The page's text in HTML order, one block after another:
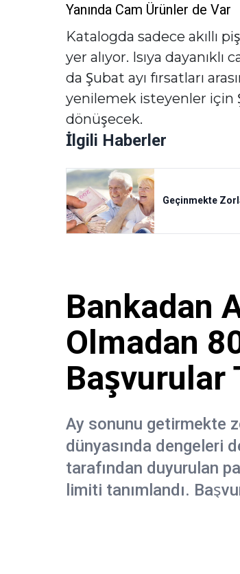
Yanında Cam Ürünler de Var
Katalogda sadece akıllı
yer alıyor. Isıya
da Şubat ayı fırsatları
yenilemek isteyenler için
dönüşecek.
İlgili Haberler
Geçinmekte
Bankadan
Olmadan
Başvurular
Ay sonunu getirmekte
dünyasında dengeleri
tarafından duyurulan
limiti tanımlandı.